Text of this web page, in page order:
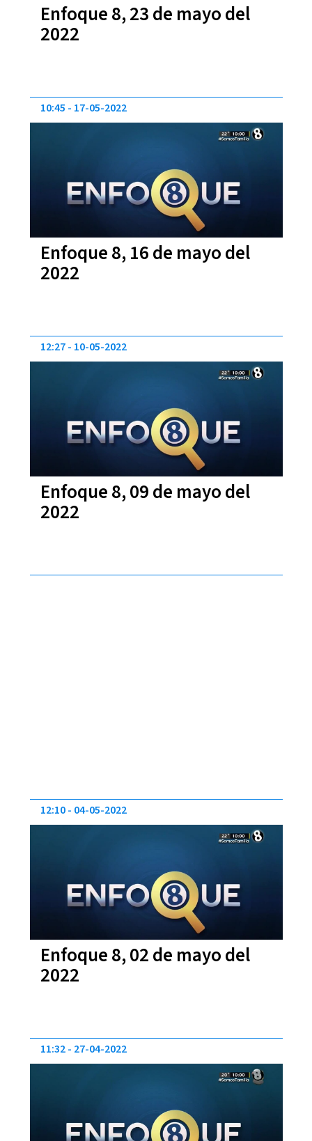
Enfoque 8, 23 de mayo del
2022
Enfoque 8, 16 de mayo del
2022
10:45 17-05-2022
Enfoque 8, 09 de mayo del
2022
12:27 10-05-2022
Enfoque 8, 02 de mayo del
2022
12:10 04-05-2022
11:32 27-04-2022